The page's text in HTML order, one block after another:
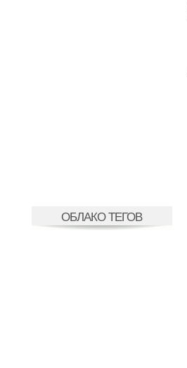
ОБЛАКО ТЕГОВ